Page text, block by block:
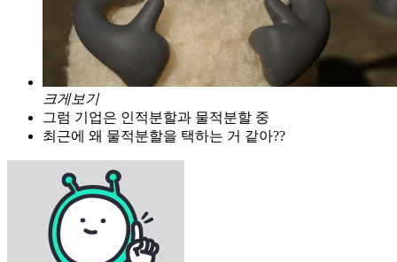
크게보기
그럼 기업은 인적분할과 물적분할 중
최근에 왜 물적분할을 택하는 거 같아??